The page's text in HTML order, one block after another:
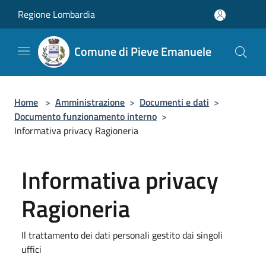
Regione Lombardia
Comune di Pieve Emanuele
Home > Amministrazione > Documenti e dati >
Documento funzionamento interno >
Informativa privacy Ragioneria
Informativa privacy
Ragioneria
Il trattamento dei dati personali gestito dai singoli
uffici